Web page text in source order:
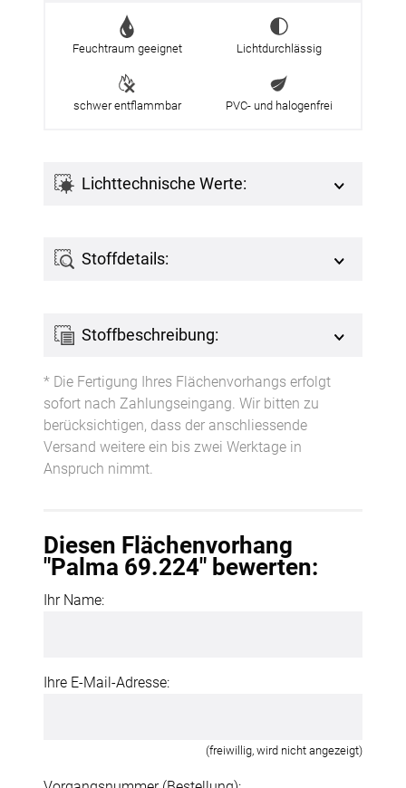
Feuchtraum geeignet Lichtdurchlässig
schwer entflammbar PVC- und halogenfrei
Lichttechnische Werte:
Stoffdetails:
Stoffbeschreibung:
* Die Fertigung Ihres Flächenvorhangs erfolgt
sofort nach Zahlungseingang. Wir bitten zu
berücksichtigen, dass der anschliessende
Versand weitere ein bis zwei Werktage in
Anspruch nimmt.
Diesen Flächenvorhang
"Palma 69.224" bewerten:
Ihr Name:
Ihre E-Mail-Adresse:
(freiwillig, wird nicht angezeigt)